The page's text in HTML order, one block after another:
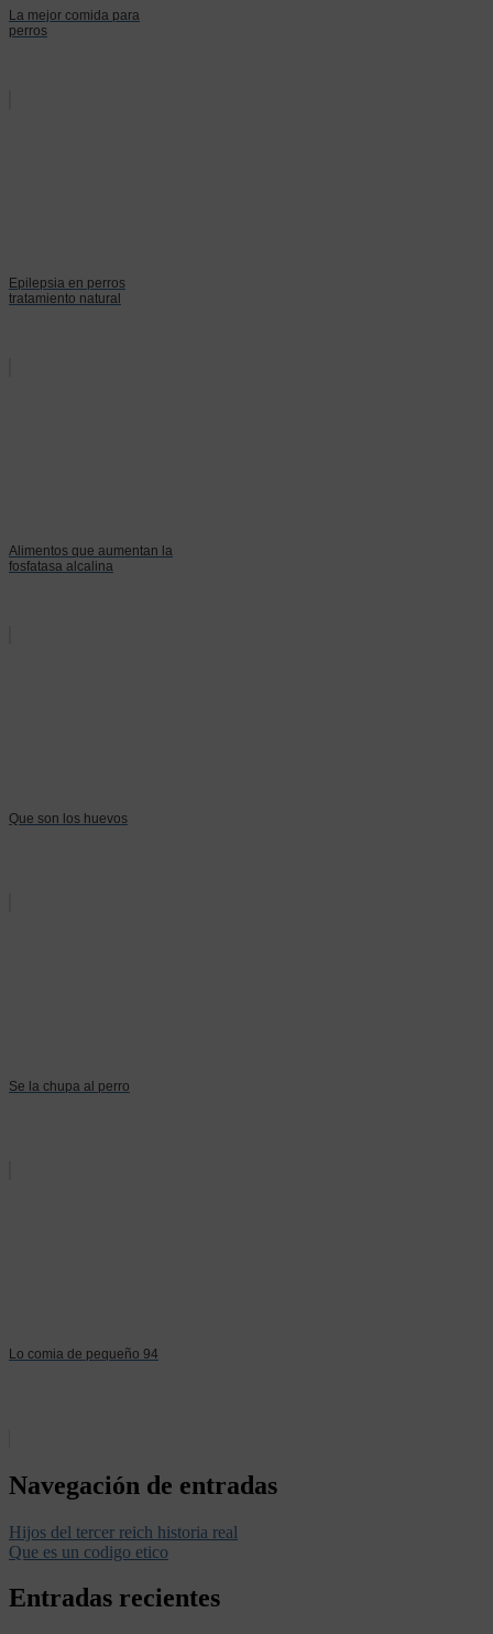
La mejor comida para
perros
Epilepsia en perros
tratamiento natural
Alimentos que aumentan la
fosfatasa alcalina
Que son los huevos
Se la chupa al perro
Lo comia de pequeño 94
Navegación de entradas
Hijos del tercer reich historia real
Que es un codigo etico
Entradas recientes